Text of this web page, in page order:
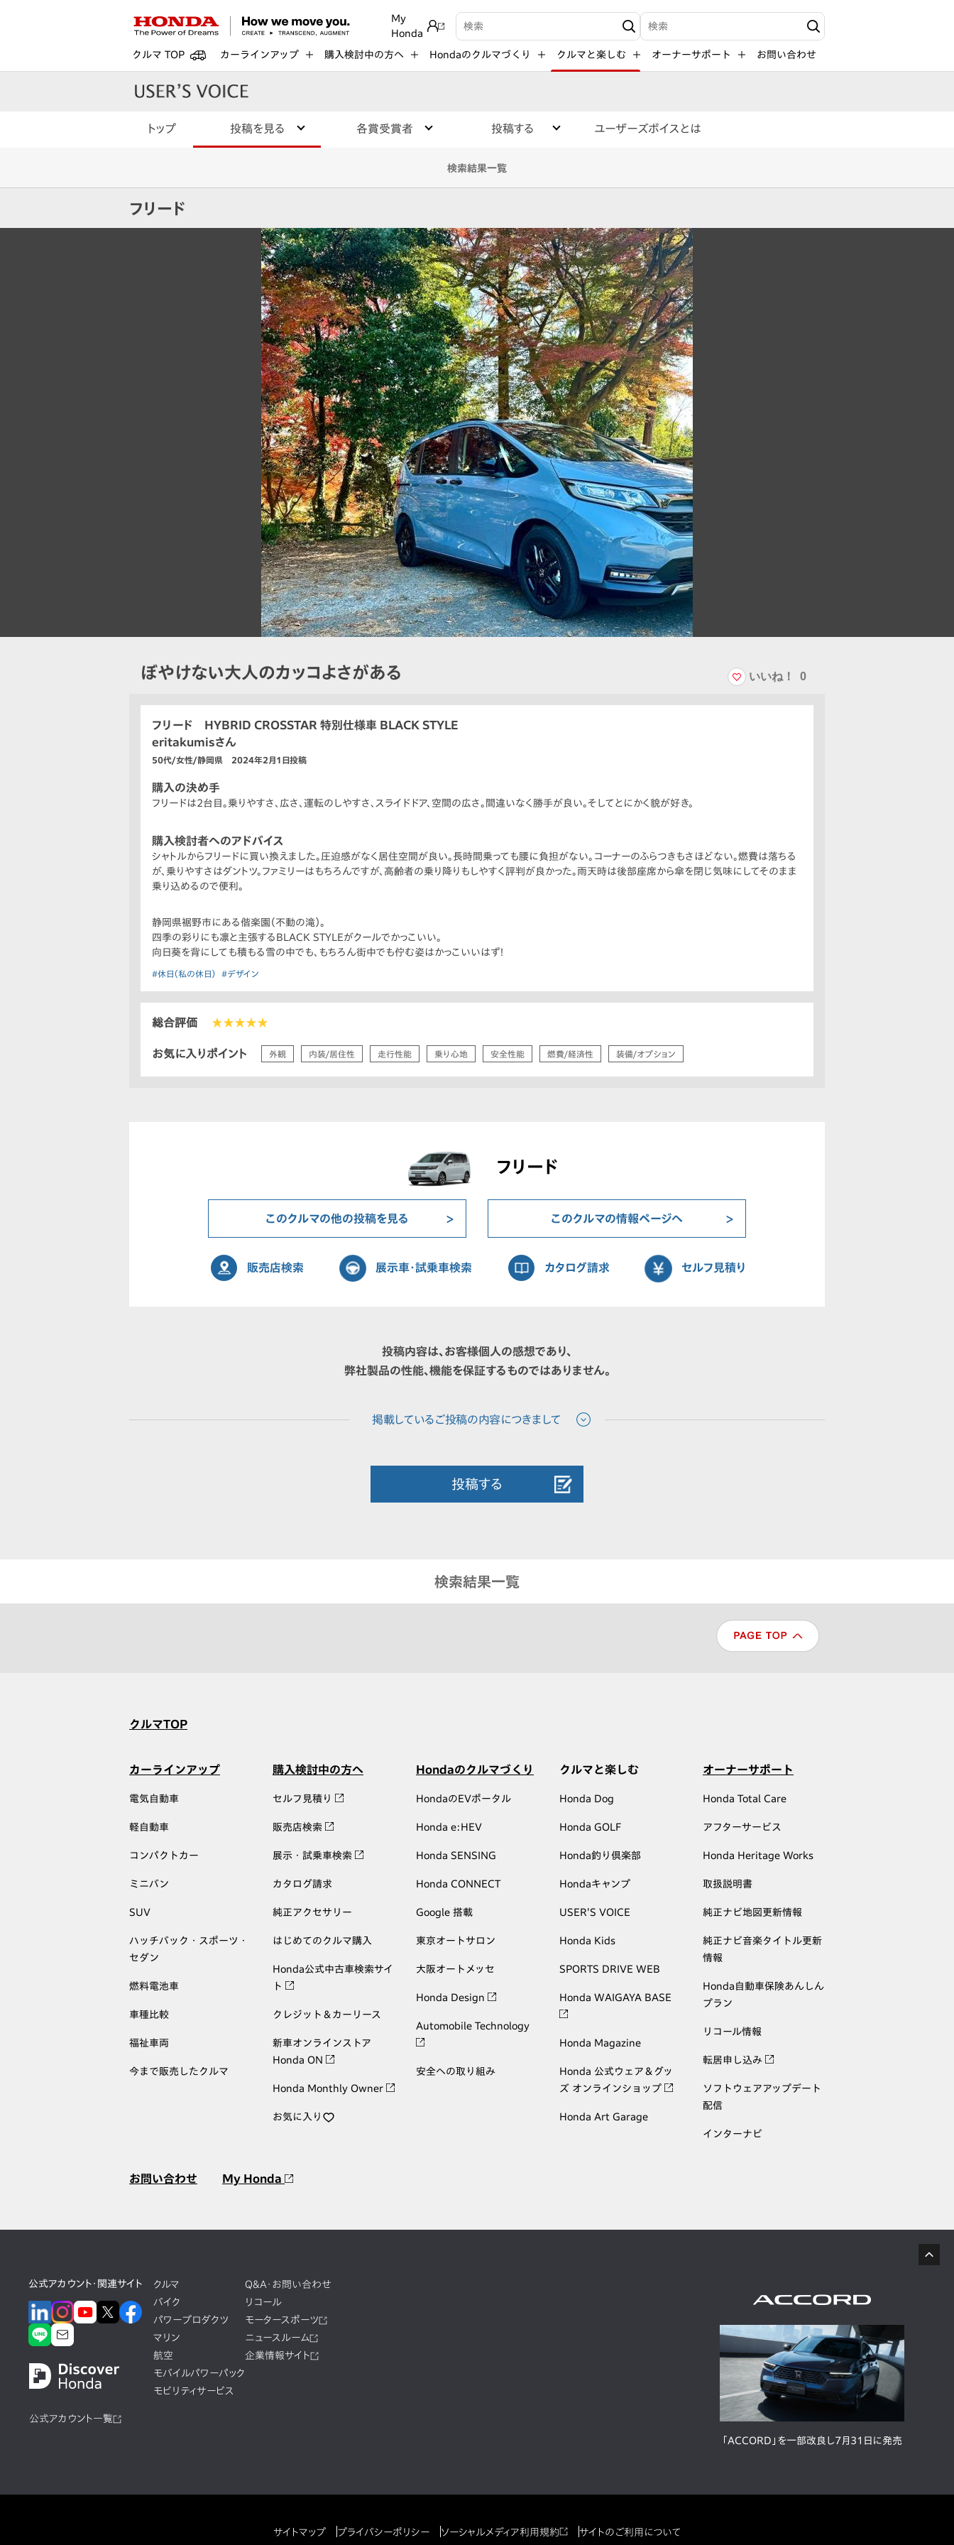
My
Honda
検索キーワード入力 検索キーワード入力
クルマ TOP カーラインアップ 購入検討中の方へ Hondaのクルマづくり クルマと楽しむ オーナーサポート お問い合わせ
トップ 投稿を見る 各賞受賞者 投稿する ユーザーズボイスとは
検索結果一覧
フリード
ぼやけない大人のカッコよさがある いいね！ 0
フリード HYBRID CROSSTAR 特別仕様車 BLACK STYLE
eritakumisさん
50代/女性/静岡県 2024年2月1日投稿
購入の決め手
フリードは2台目。乗りやすさ、広さ、運転のしやすさ、スライドドア、空間の広さ。間違いなく勝手が良い。そしてとにかく貌が好き。
購入検討者へのアドバイス
シャトルからフリードに買い換えました。圧迫感がなく居住空間が良い。長時間乗っても腰に負担がない。コーナーのふらつきもさほどない。燃費は落ちる
が、乗りやすさはダントツ。ファミリーはもちろんですが、高齢者の乗り降りもしやすく評判が良かった。雨天時は後部座席から傘を閉じ気味にしてそのまま
乗り込めるので便利。
静岡県裾野市にある偕楽園（不動の滝）。
四季の彩りにも凛と主張するBLACK STYLEがクールでかっこいい。
向日葵を背にしても積もる雪の中でも、もちろん街中でも佇む姿はかっこいいはず！
#休日（私の休日） #デザイン
総合評価 ★★★★★
お気に入りポイント 外観 内装/居住性 走行性能 乗り心地 安全性能 燃費/経済性 装備/オプション
フリード
このクルマの他の投稿を見る このクルマの情報ページへ
販売店検索 展示車・試乗車検索 カタログ請求 セルフ見積り
投稿内容は、お客様個人の感想であり、
弊社製品の性能、機能を保証するものではありません。
投稿する
検索結果一覧
クルマTOP
カーラインアップ
電気自動車
軽自動車
コンパクトカー
ミニバン
SUV
ハッチバック・スポーツ・
セダン
燃料電池車
車種比較
福祉車両
今まで販売したクルマ
購入検討中の方へ
セルフ見積り
販売店検索
展示・試乗車検索
カタログ請求
純正アクセサリー
はじめてのクルマ購入
Honda公式中古車検索サイ
ト
クレジット＆カーリース
新車オンラインストア
Honda ON
Honda Monthly Owner
お気に入り
Hondaのクルマづくり
HondaのEVポータル
Honda e:HEV
Honda SENSING
Honda CONNECT
Google 搭載
東京オートサロン
大阪オートメッセ
Honda Design
Automobile Technology
安全への取り組み
クルマと楽しむ
Honda Dog
Honda GOLF
Honda釣り倶楽部
Hondaキャンプ
USER'S VOICE
Honda Kids
SPORTS DRIVE WEB
Honda WAIGAYA BASE
Honda Magazine
Honda 公式ウェア＆グッ
ズ オンラインショップ
Honda Art Garage
オーナーサポート
Honda Total Care
アフターサービス
Honda Heritage Works
取扱説明書
純正ナビ地図更新情報
純正ナビ音楽タイトル更新
情報
Honda自動車保険あんしん
プラン
リコール情報
転居申し込み
ソフトウェアアップデート
配信
インターナビ
お問い合わせ My Honda
公式アカウント・関連サイト
公式アカウント一覧
クルマ
バイク
パワープロダクツ
マリン
航空
モバイルパワーパック
モビリティサービス
Q&A・お問い合わせ
リコール
モータースポーツ
ニュースルーム
企業情報サイト
「ACCORD」を一部改良し7月31日に発売
サイトマップ プライバシーポリシー ソーシャルメディア利用規約 サイトのご利用について